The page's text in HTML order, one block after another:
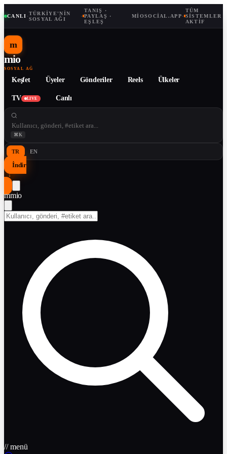
CANLI ·TÜRKIYE'NIN
SOSYAL AĞI
·
TANIŞ ·
PAYLAŞ ·
EŞLEŞ
MIOSOCIAL.APP·
TÜM
SISTEMLER
AKTIF
m
mio
SOSYAL AĞ
Keşfet Üyeler Gönderiler Reels Ülkeler
TV LIVE Canlı
⌘K
TR EN
İndir
↓
mmio
// menü